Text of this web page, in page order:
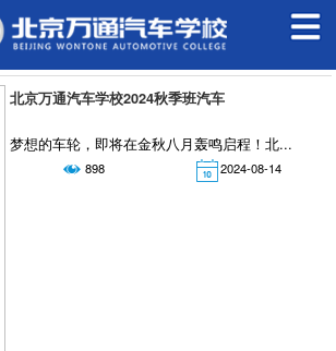
北京万通汽车学校2024秋季班汽车
梦想的车轮，即将在金秋八月轰鸣启程！北...
2024-08-14
 898